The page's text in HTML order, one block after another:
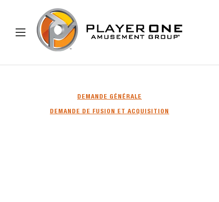
AU CONTENU
Recherche
DEMANDE GÉNÉRALE
DEMANDE DE FUSION ET ACQUISITION